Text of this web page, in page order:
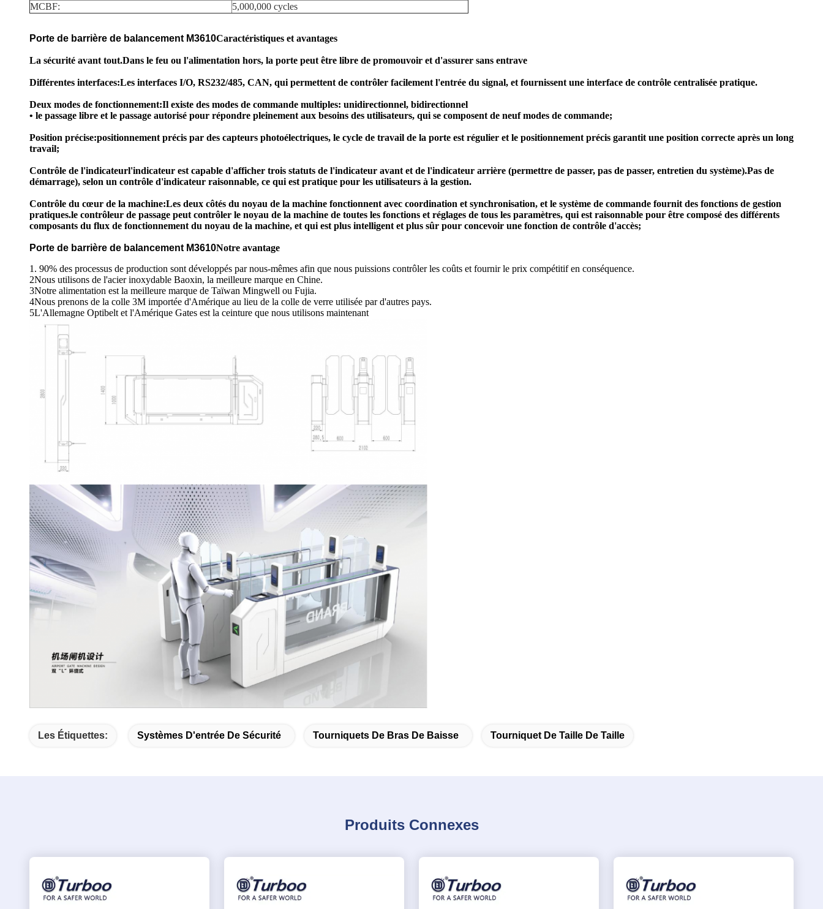
MCBF:
5,000,000 cycles
Porte de barrière de balancement M3610Caractéristiques et avantages
La sécurité avant tout.Dans le feu ou l'alimentation hors, la porte peut être libre de promouvoir et d'assurer sans entrave
Différentes interfaces:Les interfaces I/O, RS232/485, CAN, qui permettent de contrôler facilement l'entrée du signal, et fournissent une interface de contrôle centralisée pratique.
Deux modes de fonctionnement:Il existe des modes de commande multiples: unidirectionnel, bidirectionnel
• le passage libre et le passage autorisé pour répondre pleinement aux besoins des utilisateurs, qui se composent de neuf modes de commande;
Position précise:positionnement précis par des capteurs photoélectriques, le cycle de travail de la porte est régulier et le positionnement précis garantit une position correcte après un long
travail;
Contrôle de l'indicateurl'indicateur est capable d'afficher trois statuts de l'indicateur avant et de l'indicateur arrière (permettre de passer, pas de passer, entretien du système).Pas de
démarrage), selon un contrôle d'indicateur raisonnable, ce qui est pratique pour les utilisateurs à la gestion.
Contrôle du cœur de la machine:Les deux côtés du noyau de la machine fonctionnent avec coordination et synchronisation, et le système de commande fournit des fonctions de gestion
pratiques.le contrôleur de passage peut contrôler le noyau de la machine de toutes les fonctions et réglages de tous les paramètres, qui est raisonnable pour être composé des différents
composants du flux de fonctionnement du noyau de la machine, et qui est plus intelligent et plus sûr pour concevoir une fonction de contrôle d'accès;
Porte de barrière de balancement M3610Notre avantage
1. 90% des processus de production sont développés par nous-mêmes afin que nous puissions contrôler les coûts et fournir le prix compétitif en conséquence.
2Nous utilisons de l'acier inoxydable Baoxin, la meilleure marque en Chine.
3Notre alimentation est la meilleure marque de Taïwan Mingwell ou Fujia.
4Nous prenons de la colle 3M importée d'Amérique au lieu de la colle de verre utilisée par d'autres pays.
5L'Allemagne Optibelt et l'Amérique Gates est la ceinture que nous utilisons maintenant
Les Étiquettes: Systèmes D'entrée De Sécurité Tourniquets De Bras De Baisse Tourniquet De Taille De Taille
Produits Connexes